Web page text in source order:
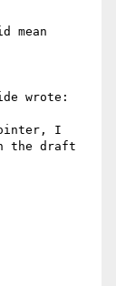
mean
wrote:
I
the draft